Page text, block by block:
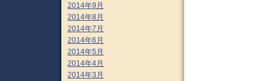
2014年9月
2014年8月
2014年7月
2014年6月
2014年5月
2014年4月
2014年3月